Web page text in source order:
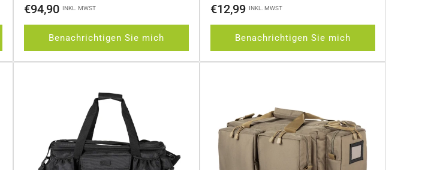
Normaler
€94,90 INKL. MWST
Benachrichtigen Sie mich
Normaler
€12,99 INKL. MWST
Benachrichtigen Sie mich